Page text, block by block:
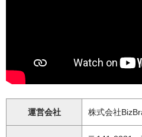
運営会社 株式会社